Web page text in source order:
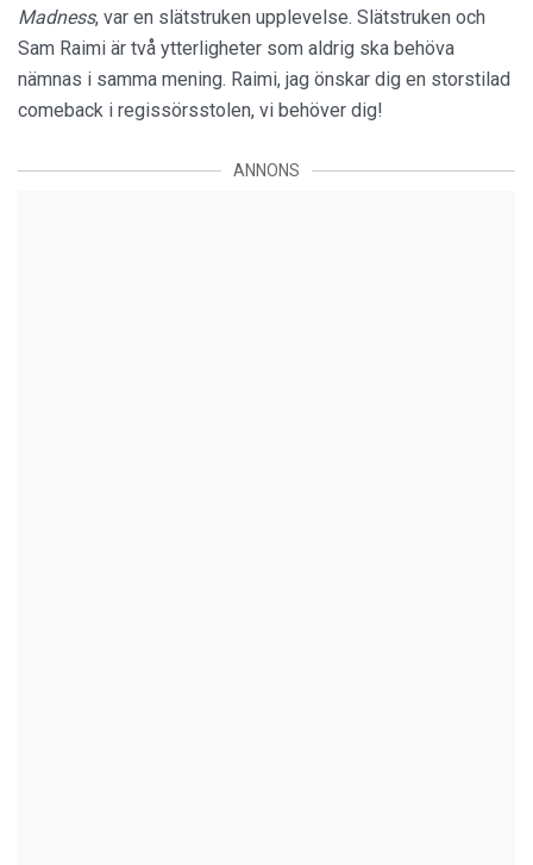
Madness, var en slätstruken upplevelse. Slätstruken och
Sam Raimi är två ytterligheter som aldrig ska behöva
nämnas i samma mening. Raimi, jag önskar dig en storstilad
comeback i regissörsstolen, vi behöver dig!
ANNONS